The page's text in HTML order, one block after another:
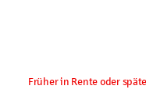
Früher in Rente oder